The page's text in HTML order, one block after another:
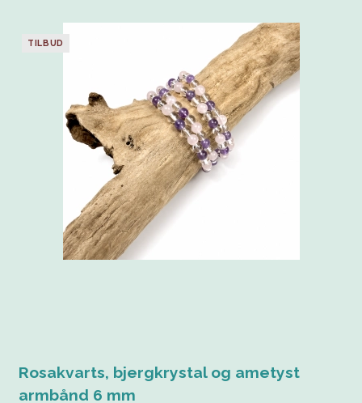
TILBUD
Rosakvarts, bjergkrystal og ametyst
armbånd 6 mm